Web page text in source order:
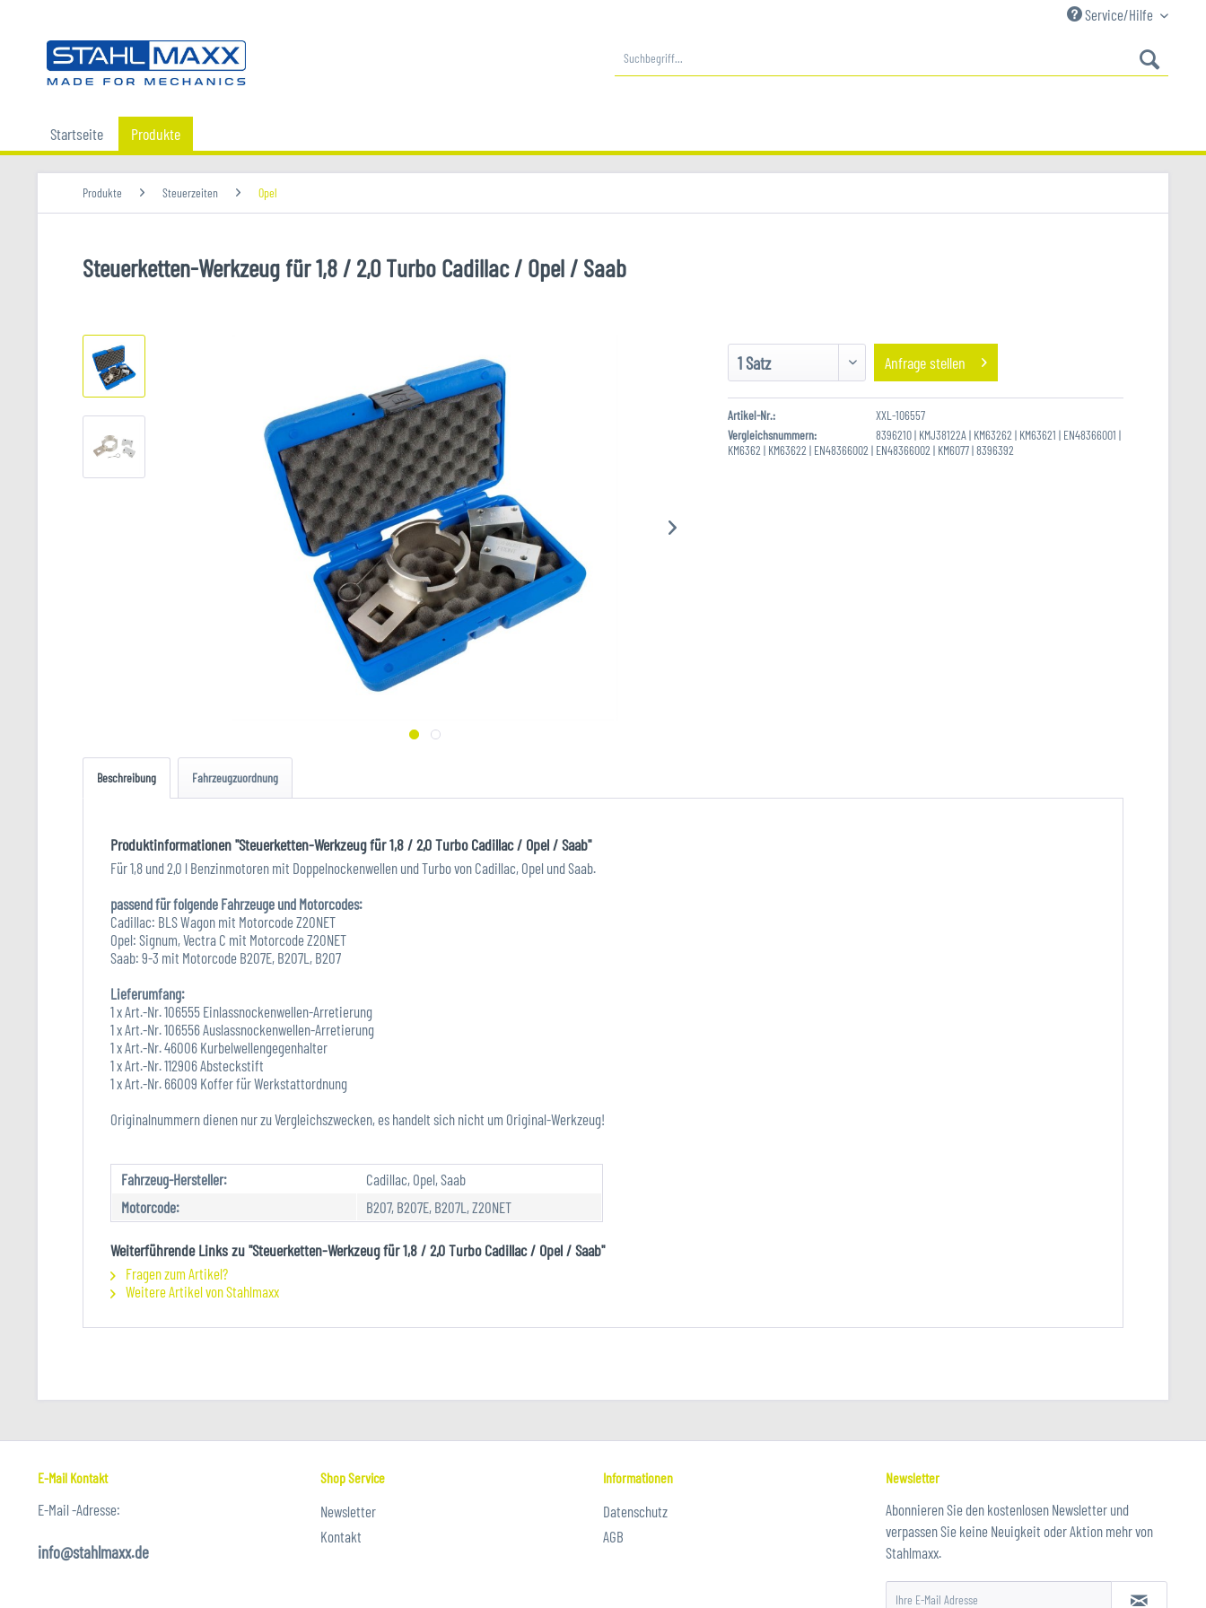
Service/Hilfe
Startseite Produkte
Produkte Steuerzeiten Opel
Steuerketten-Werkzeug für 1,8 / 2,0 Turbo Cadillac / Opel / Saab
Anfrage stellen
Artikel-Nr.:
XXL-106557
Vergleichsnummern:
8396210 | KMJ38122A | KM63262 | KM63621 | EN48366001 |
KM6362 | KM63622 | EN48366002 | EN48366002 | KM6077 | 8396392
Beschreibung Fahrzeugzuordnung
Produktinformationen "Steuerketten-Werkzeug für 1,8 / 2,0 Turbo Cadillac / Opel / Saab"
Für 1,8 und 2,0 l Benzinmotoren mit Doppelnockenwellen und Turbo von Cadillac, Opel und Saab.
passend für folgende Fahrzeuge und Motorcodes:
Cadillac: BLS Wagon mit Motorcode Z20NET
Opel: Signum, Vectra C mit Motorcode Z20NET
Saab: 9-3 mit Motorcode B207E, B207L, B207
Lieferumfang:
1 x Art.-Nr. 106555 Einlassnockenwellen-Arretierung
1 x Art.-Nr. 106556 Auslassnockenwellen-Arretierung
1 x Art.-Nr. 46006 Kurbelwellengegenhalter
1 x Art.-Nr. 112906 Absteckstift
1 x Art.-Nr. 66009 Koffer für Werkstattordnung
Originalnummern dienen nur zu Vergleichszwecken, es handelt sich nicht um Original-Werkzeug!
Fahrzeug-Hersteller:
Cadillac, Opel, Saab
Motorcode:
B207, B207E, B207L, Z20NET
Weiterführende Links zu "Steuerketten-Werkzeug für 1,8 / 2,0 Turbo Cadillac / Opel / Saab"
Fragen zum Artikel?
Weitere Artikel von Stahlmaxx
E-Mail Kontakt
E-Mail -Adresse:
info@stahlmaxx.de
Shop Service
Newsletter
Kontakt
Informationen
Datenschutz
AGB
Newsletter
Abonnieren Sie den kostenlosen Newsletter und
verpassen Sie keine Neuigkeit oder Aktion mehr von
Stahlmaxx.